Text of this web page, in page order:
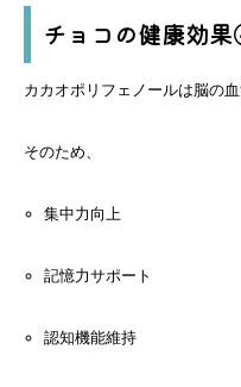
チョコの健康効
カカオポリフェノールは脳の
そのため、
集中力向上
記憶力サポート
認知機能維持